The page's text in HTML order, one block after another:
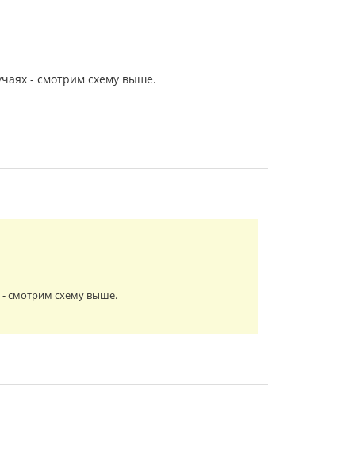
- смотрим схему выше.
- смотрим схему выше.